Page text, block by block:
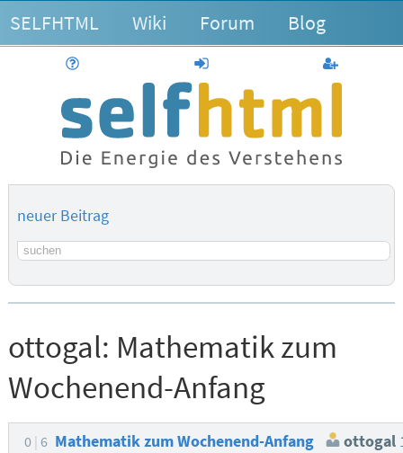
SELFHTML Wiki Forum Blog
anmelden
neuer Beitrag
Suchbegriff
ottogal: Mathematik zum
Wochenend-Anfang
0 6 Mathematik zum Wochenend-Anfang ottogal